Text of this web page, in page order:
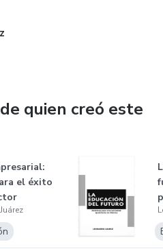
quien creó este
el éxito